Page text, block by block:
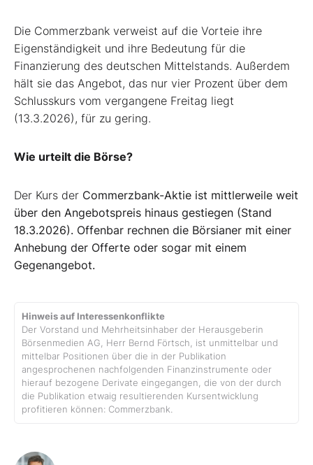
Die Commerzbank verweist auf die Vorteie ihre
Eigenständigkeit und ihre Bedeutung für die
Finanzierung des deutschen Mittelstands. Außerdem
hält sie das Angebot, das nur vier Prozent über dem
Schlusskurs vom vergangene Freitag liegt
(13.3.2026), für zu gering.
Wie urteilt die Börse?
Der Kurs der Commerzbank-Aktie ist mittlerweile weit
über den Angebotspreis hinaus gestiegen (Stand
18.3.2026). Offenbar rechnen die Börsianer mit einer
Anhebung der Offerte oder sogar mit einem
Gegenangebot.
Hinweis auf Interessenkonflikte
Der Vorstand und Mehrheitsinhaber der Herausgeberin
Börsenmedien AG, Herr Bernd Förtsch, ist unmittelbar und
mittelbar Positionen über die in der Publikation
angesprochenen nachfolgenden Finanzinstrumente oder
hierauf bezogene Derivate eingegangen, die von der durch
die Publikation etwaig resultierenden Kursentwicklung
profitieren können: Commerzbank.